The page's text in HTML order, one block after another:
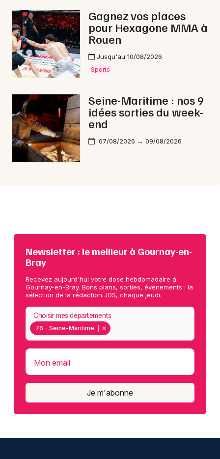
76 - Seine-Maritime
Mon email
Gagnez vos places
pour Hexagone MMA à
Rouen
Jusqu'au 10/08/2026
Sports
Seine-Maritime : nos 9
idées sorties du week-
end
07/08/2026 → 09/08/2026
Newsletter : le meilleur à Gournay-en-
Bray
Recevez aujourd'hui votre dose hebdomadaire à
Gournay-en-Bray. Bons plans, sorties, événements : la
sélection de la rédaction JDS, chaque jeudi.
76 - Seine-Maritime
Choisir mes départements
Mon email
Je m'abonne